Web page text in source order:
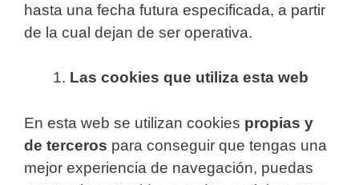
hasta una fecha futura especificada, a partir
de la cual dejan de ser operativa.
Las cookies que utiliza esta web
En esta web se utilizan cookies propias y
de terceros para conseguir que tengas una
mejor experiencia de navegación, puedas